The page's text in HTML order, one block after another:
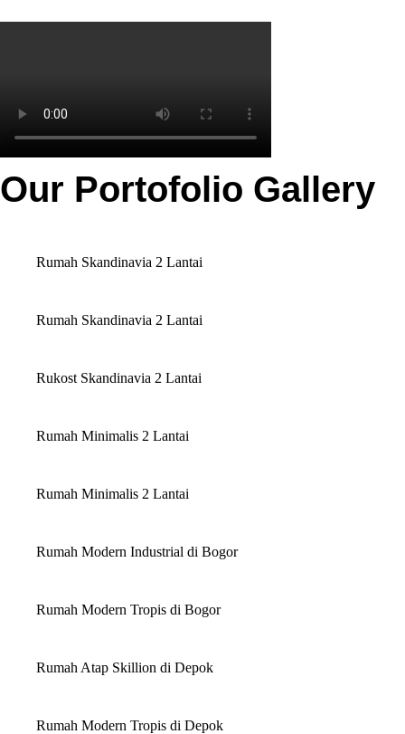
Our Portofolio Gallery
Rumah Skandinavia 2 Lantai
Rumah Skandinavia 2 Lantai
Rukost Skandinavia 2 Lantai
Rumah Minimalis 2 Lantai
Rumah Minimalis 2 Lantai
Rumah Modern Industrial di Bogor
Rumah Modern Tropis di Bogor
Rumah Atap Skillion di Depok
Rumah Modern Tropis di Depok